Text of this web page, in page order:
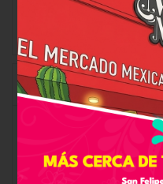
VALORACIONES (0)
Valoraciones
No hay valoraciones aún.